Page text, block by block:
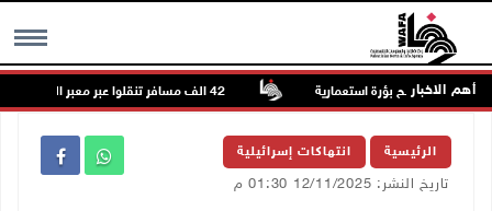
MENU أهم الاخبار
لصالح بؤرة استعمارية
الرئيسية انتهاكات إسرائيلية
تاريخ النشر: 12/11/2025 01:30 م